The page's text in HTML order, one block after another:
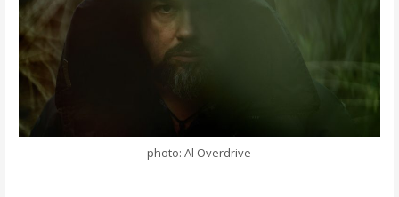
photo: Al Overdrive